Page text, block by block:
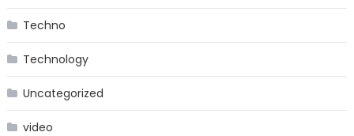
Techno
Technology
Uncategorized
video